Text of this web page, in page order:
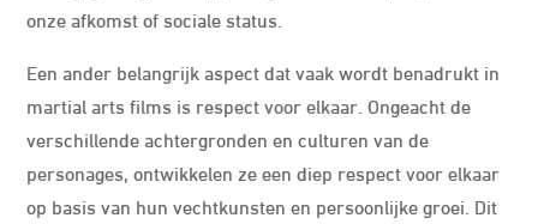
onze afkomst of sociale status.
Een ander belangrijk aspect dat vaak wordt benadrukt in
martial arts films is respect voor elkaar. Ongeacht de
verschillende achtergronden en culturen van de
personages, ontwikkelen ze een diep respect voor elkaar
op basis van hun vechtkunsten en persoonlijke groei. Dit